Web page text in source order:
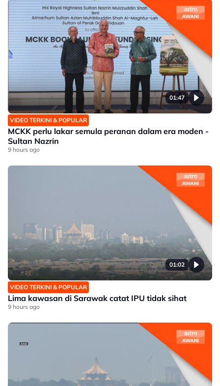
01:47
VIDEO TERKINI & POPULAR
MCKK perlu lakar semula peranan dalam era moden -
Sultan Nazrin
9 hours ago
01:02
VIDEO TERKINI & POPULAR
Lima kawasan di Sarawak catat IPU tidak sihat
9 hours ago